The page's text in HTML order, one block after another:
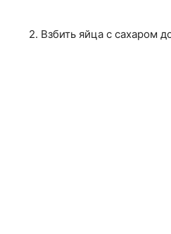
2. Взбить яйца с сахаром